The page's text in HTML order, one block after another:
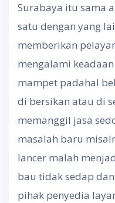
Surabaya itu sama
satu dengan yang
memberikan
mengalami
mampet padahal
di bersikan atau di
memanggil jasa
masalah baru
lancer malah
bau tidak sedap
pihak penyedia